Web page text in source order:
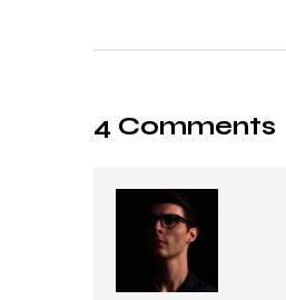
4 Comments